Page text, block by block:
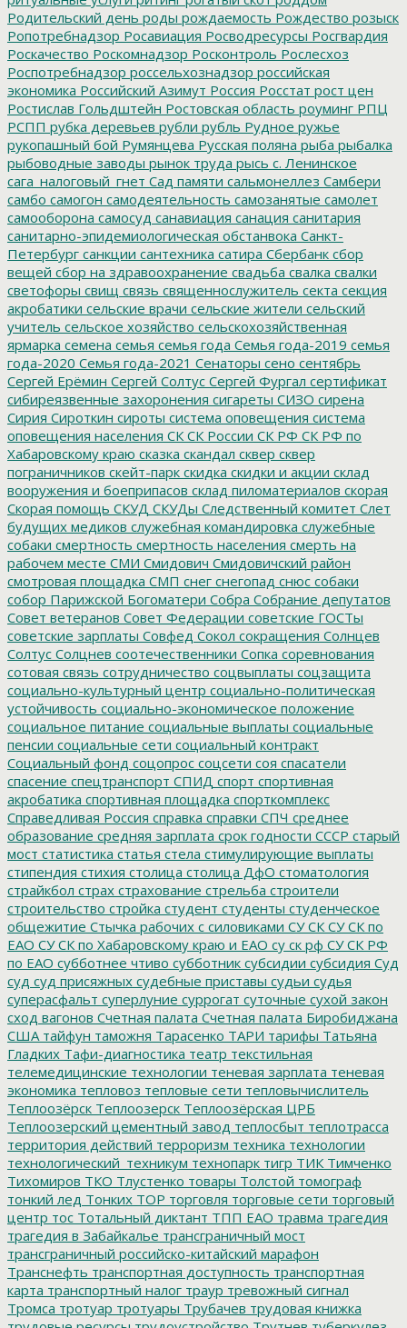
Родительский день роды рождаемость Рождество розыск
Ропотребнадзор Росавиация Росводресурсы Росгвардия
Роскачество Роскомнадзор Росконтроль Рослесхоз
Роспотребнадзор россельхознадзор российская
экономика Российский Азимут Россия Росстат рост цен
Ростислав Гольдштейн Ростовская область роуминг РПЦ
РСПП рубка деревьев рубли рубль Рудное ружье
рукопашный бой Румянцева Русская поляна рыба рыбалка
рыбоводные заводы рынок труда рысь с. Ленинское
сага_налоговый_гнет Сад памяти сальмонеллез Самбери
самбо самогон самодеятельность самозанятые самолет
самооборона самосуд санавиация санация санитария
санитарно-эпидемиологическая обстанвока Санкт-
Петербург санкции сантехника сатира Сбербанк сбор
вещей сбор на здравоохранение свадьба свалка свалки
светофоры свищ связь священнослужитель секта секция
акробатики сельские врачи сельские жители сельский
учитель сельское хозяйство сельскохозяйственная
ярмарка семена семья семья года Семья года-2019 семья
года-2020 Семья года-2021 Сенаторы сено сентябрь
Сергей Ерёмин Сергей Солтус Сергей Фургал сертификат
сибиреязвенные захоронения сигареты СИЗО сирена
Сирия Сироткин сироты система оповещения система
оповещения населения СК СК России СК РФ СК РФ по
Хабаровскому краю сказка скандал сквер сквер
пограничников скейт-парк скидка скидки и акции склад
вооружения и боеприпасов склад пиломатериалов скорая
Скорая помощь СКУД СКУДы Следственный комитет Слет
будущих медиков служебная командировка служебные
собаки смертность смертность населения смерть на
рабочем месте СМИ Смидович Смидовичский район
смотровая площадка СМП снег снегопад снюс собаки
собор Парижской Богоматери Собра Собрание депутатов
Совет ветеранов Совет Федерации советские ГОСТы
советские зарплаты Совфед Сокол сокращения Солнцев
Солтус Солцнев соотечественники Сопка соревнования
сотовая связь сотрудничество соцвыплаты соцзащита
социально-культурный центр социально-политическая
устойчивость социально-экономическое положение
социальное питание социальные выплаты социальные
пенсии социальные сети социальный контракт
Социальный фонд соцопрос соцсети соя спасатели
спасение спецтранспорт СПИД спорт спортивная
акробатика спортивная площадка спорткомплекс
Справедливая Россия справка справки СПЧ среднее
образование средняя зарплата срок годности СССР старый
мост статистика статья стела стимулирующие выплаты
стипендия стихия столица столица ДфО стоматология
страйкбол страх страхование стрельба строители
строительство стройка студент студенты студенческое
общежитие Стычка рабочих с силовиками СУ СК СУ СК по
ЕАО СУ СК по Хабаровскому краю и ЕАО су ск рф СУ СК РФ
по ЕАО субботнее чтиво субботник субсидии субсидия Суд
суд суд присяжных судебные приставы судьи судья
суперасфальт суперлуние суррогат суточные сухой закон
сход вагонов Счетная палата Счетная палата Биробиджана
США тайфун таможня Тарасенко ТАРИ тарифы Татьяна
Гладких Тафи-диагностика театр текстильная
телемедицинские технологии теневая зарплата теневая
экономика тепловоз тепловые сети тепловычислитель
Теплоозёрск Теплоозерск Теплоозёрская ЦРБ
Теплоозерский цементный завод теплосбыт теплотрасса
территория действий терроризм техника технологии
технологический_техникум технопарк тигр ТИК Тимченко
Тихомиров ТКО Тлустенко товары Толстой томограф
тонкий лед Тонких ТОР торговля торговые сети торговый
центр тос Тотальный диктант ТПП ЕАО травма трагедия
трагедия в Забайкалье трансграничный мост
трансграничный российско-китайский марафон
Транснефть транспортная доступность транспортная
карта транспортный налог траур тревожный сигнал
Тромса тротуар тротуары Трубачев трудовая книжка